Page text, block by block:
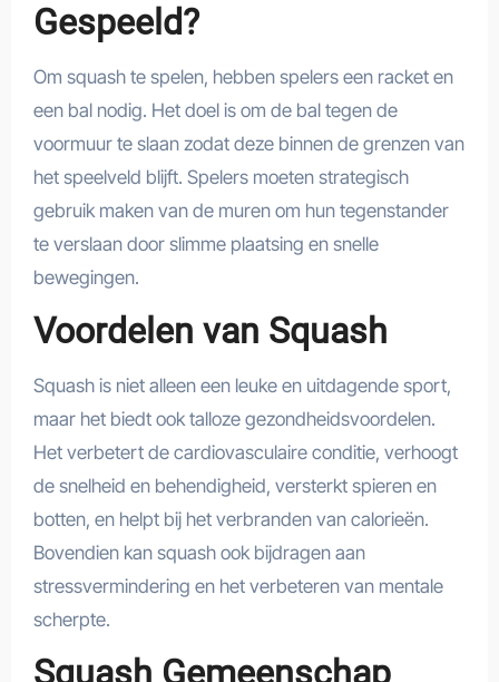
Gespeeld?
Om squash te spelen, hebben spelers een racket en
een bal nodig. Het doel is om de bal tegen de
voormuur te slaan zodat deze binnen de grenzen van
het speelveld blijft. Spelers moeten strategisch
gebruik maken van de muren om hun tegenstander
te verslaan door slimme plaatsing en snelle
bewegingen.
Voordelen van Squash
Squash is niet alleen een leuke en uitdagende sport,
maar het biedt ook talloze gezondheidsvoordelen.
Het verbetert de cardiovasculaire conditie, verhoogt
de snelheid en behendigheid, versterkt spieren en
botten, en helpt bij het verbranden van calorieën.
Bovendien kan squash ook bijdragen aan
stressvermindering en het verbeteren van mentale
scherpte.
Squash Gemeenschap